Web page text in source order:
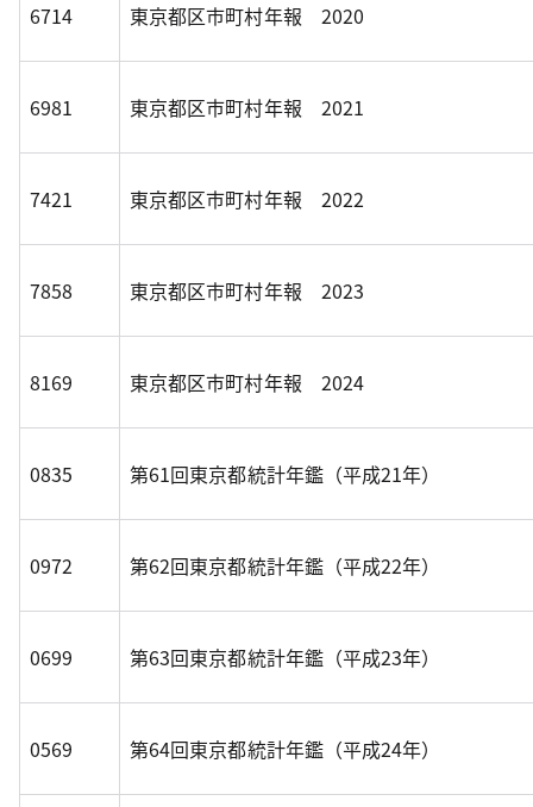
6714 東京都区市町村年報 2020
6981 東京都区市町村年報 2021
7421 東京都区市町村年報 2022
7858 東京都区市町村年報 2023
8169 東京都区市町村年報 2024
0835 第61回東京都統計年鑑（平成21年）
0972 第62回東京都統計年鑑（平成22年）
0699 第63回東京都統計年鑑（平成23年）
0569 第64回東京都統計年鑑（平成24年）